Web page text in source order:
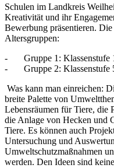
Schulen im Landkreis
Kreativität und ihr
Bewerbung präsentieren.
Altersgruppen:
- Gruppe 1: Klassenstufe
- Gruppe 2: Klassenstufe
Was kann man einreichen:
breite Palette von
Lebensräumen für Tiere, die
die Anlage von Hecken und
Tiere. Es können auch
Untersuchung und
Umweltschutzmaßnahmen
werden. Den Ideen sind